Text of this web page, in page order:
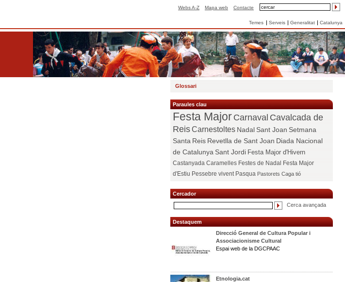
Webs A-Z Mapa web Contacte
Temes Serveis Generalitat Catalunya
Glossari
Paraules clau
Festa MajorCarnavalCavalcada de
ReisCarnestoltesNadalSant JoanSetmana
SantaReisRevetlla de Sant JoanDiada Nacional
de CatalunyaSant Jordi Festa Major d'Hivern
Castanyada Caramelles Festes de Nadal Festa Major
d'Estiu Pessebre vivent Pasqua Pastorets Caga tió
Cercador
Cerca avançada
Destaquem
Direcció General de Cultura Popular i
Associacionisme Cultural
Espai web de la DGCPAAC
Etnologia.cat